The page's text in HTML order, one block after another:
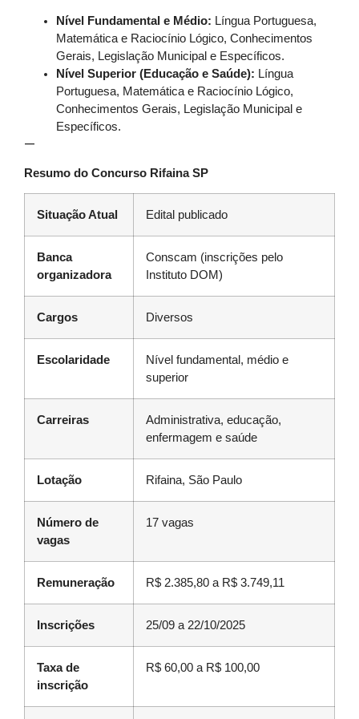
Nível Fundamental e Médio: Língua Portuguesa,
Matemática e Raciocínio Lógico, Conhecimentos
Gerais, Legislação Municipal e Específicos.
Nível Superior (Educação e Saúde): Língua
Portuguesa, Matemática e Raciocínio Lógico,
Conhecimentos Gerais, Legislação Municipal e
Específicos.
—
Resumo do Concurso Rifaina SP
Situação Atual Edital publicado
Banca
organizadora
Conscam (inscrições pelo
Instituto DOM)
Cargos Diversos
Escolaridade
Nível fundamental, médio e
superior
Carreiras
Administrativa, educação,
enfermagem e saúde
Lotação Rifaina, São Paulo
Número de
vagas
17 vagas
Remuneração R$ 2.385,80 a R$ 3.749,11
Inscrições 25/09 a 22/10/2025
Taxa de
inscrição
R$ 60,00 a R$ 100,00